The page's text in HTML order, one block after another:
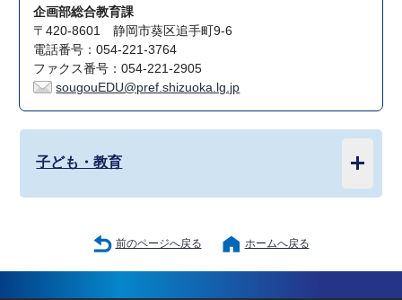
企画部総合教育課
〒420-8601 静岡市葵区追手町9-6
電話番号：054-221-3764
ファクス番号：054-221-2905
sougouEDU@pref.shizuoka.lg.jp
子ども・教育
前のページへ戻る ホームへ戻る